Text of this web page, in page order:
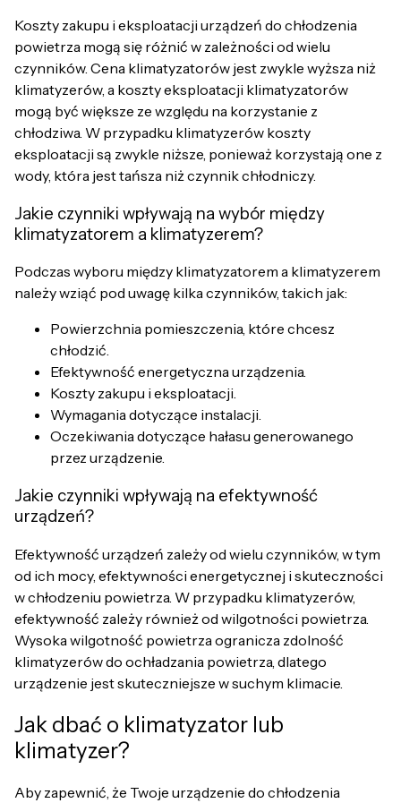
Koszty zakupu i eksploatacji urządzeń do chłodzenia
powietrza mogą się różnić w zależności od wielu
czynników. Cena klimatyzatorów jest zwykle wyższa niż
klimatyzerów, a koszty eksploatacji klimatyzatorów
mogą być większe ze względu na korzystanie z
chłodziwa. W przypadku klimatyzerów koszty
eksploatacji są zwykle niższe, ponieważ korzystają one z
wody, która jest tańsza niż czynnik chłodniczy.
Jakie czynniki wpływają na wybór między
klimatyzatorem a klimatyzerem?
Podczas wyboru między klimatyzatorem a klimatyzerem
należy wziąć pod uwagę kilka czynników, takich jak:
Powierzchnia pomieszczenia, które chcesz
chłodzić.
Efektywność energetyczna urządzenia.
Koszty zakupu i eksploatacji.
Wymagania dotyczące instalacji.
Oczekiwania dotyczące hałasu generowanego
przez urządzenie.
Jakie czynniki wpływają na efektywność
urządzeń?
Efektywność urządzeń zależy od wielu czynników, w tym
od ich mocy, efektywności energetycznej i skuteczności
w chłodzeniu powietrza. W przypadku klimatyzerów,
efektywność zależy również od wilgotności powietrza.
Wysoka wilgotność powietrza ogranicza zdolność
klimatyzerów do ochładzania powietrza, dlatego
urządzenie jest skuteczniejsze w suchym klimacie.
Jak dbać o klimatyzator lub
klimatyzer?
Aby zapewnić, że Twoje urządzenie do chłodzenia